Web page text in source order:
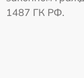
1487 ГК РФ.